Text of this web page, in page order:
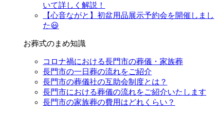
いて詳しく解説！
【心音ながと】初盆用品展示予約会を開催しまし
た😃
お葬式のまめ知識
コロナ禍における長門市の葬儀・家族葬
長門市の一日葬の流れをご紹介
長門市の葬儀社の互助会制度とは？
長門市における葬儀の流れをご紹介いたします
長門市の家族葬の費用はどれくらい？